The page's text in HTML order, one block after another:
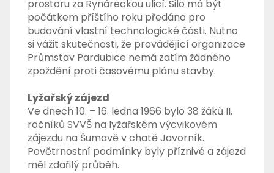
prostoru za Rynáreckou ulicí. Silo má být
počátkem příštího roku předáno pro
budování vlastní technologické části. Nutno
si vážit skutečnosti, že provádějící organizace
Průmstav Pardubice nemá zatím žádného
zpoždění proti časovému plánu stavby.
Lyžařský zájezd
Ve dnech 10. – 16. ledna 1966 bylo 38 žáků II.
ročníků SVVŠ na lyžařském výcvikovém
zájezdu na Šumavě v chatě Javorník.
Povětrnostní podmínky byly příznivé a zájezd
měl zdařilý průběh.